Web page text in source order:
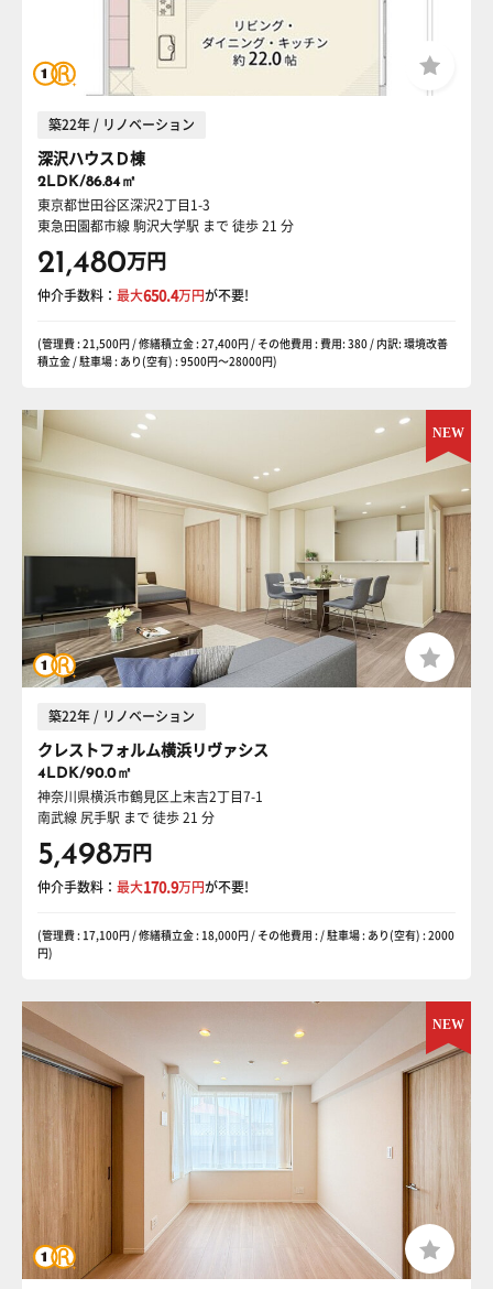
築22年 / リノベーション
深沢ハウスＤ棟
2LDK/86.84㎡
東京都世田谷区深沢2丁目1-3
東急田園都市線 駒沢大学駅 まで 徒歩 21 分
21,480万円
仲介手数料： 最大650.4万円が不要!
(管理費 : 21,500円 / 修繕積立金 : 27,400円 / その他費用 : 費用: 380 / 内訳: 環境改善
積立金 / 駐車場 : あり(空有) : 9500円〜28000円)
築22年 / リノベーション
クレストフォルム横浜リヴァシス
4LDK/90.0㎡
神奈川県横浜市鶴見区上末吉2丁目7-1
南武線 尻手駅 まで 徒歩 21 分
5,498万円
仲介手数料： 最大170.9万円が不要!
(管理費 : 17,100円 / 修繕積立金 : 18,000円 / その他費用 : / 駐車場 : あり(空有) : 2000
円)